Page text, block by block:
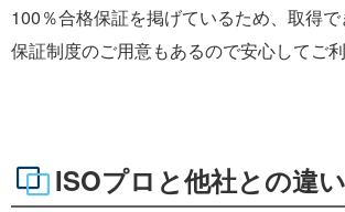
100％合格保証を掲げているため、取得
保証制度のご用意もあるので安心してご利
ISOプロと他社との違い